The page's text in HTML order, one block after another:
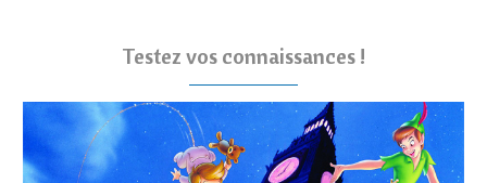
Testez vos connaissances !